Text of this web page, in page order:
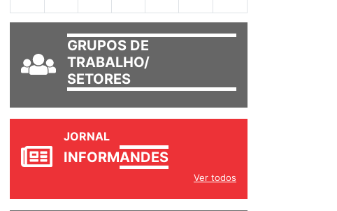
GRUPOS DE
TRABALHO/
SETORES
JORNAL
INFORMANDES
Ver todos